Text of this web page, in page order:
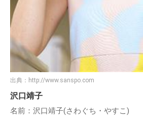
出典： http://www.sanspo.com
沢口靖子
名前：沢口靖子(さわぐち・やすこ)